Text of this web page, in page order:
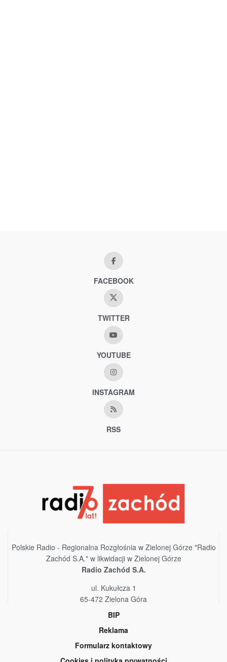
FACEBOOK
TWITTER
YOUTUBE
INSTAGRAM
RSS
Polskie Radio - Regionalna Rozgłośnia w Zielonej Górze "Radio
Zachód S.A." w likwidacji w Zielonej Górze
Radio Zachód S.A.
ul. Kukułcza 1
65-472 Zielona Góra
BIP
Reklama
Formularz kontaktowy